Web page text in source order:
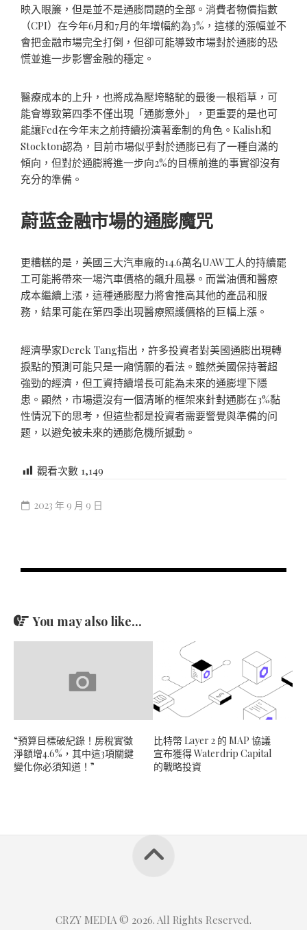
映入眼簾，但是並不是通膨問題的全部。消費者物價指數
（CPI）在今年6月和7月的年增幅約為3%，這樣的漲幅並不
會把金融市場完全打倒，但卻可能導致市場對於通膨的恐
慌並進一步影響金融的穩定。
醫療成本的上升，也將成為壓垮駱駝的最後一根稻草，可
能會導致第四季不僅出現「通膨意外」，更重要的是也可
能讓Fed在今年末之前持續扮演著牽制的角色。Kalish和
Stockton認為，目前市場似乎對於通膨已有了一種自滿的
傾向，但對於通膨將進一步向2%的目標前進的事實卻沒有
充分的準備。
蔚蓝金融市場的通膨魔咒
更糟糕的是，美國三大汽車廠的14.6萬名UAW工人的持續罷
工可能將帶來一場汽車價格的飆升風暴。而當油價和醫療
成本繼續上漲，這種通膨壓力將會推高其他的產品和服
務，結果可能在第四季出現醫療照護價格的巨幅上漲。
經濟學家Derek Tang指出，許多投資者對美國通膨出現轉
捩點的預測可能只是一廂情願的看法。雖然美國保持著超
強勁的經濟，但工資持續增長可能為未來的通膨埋下隱
患。顯然，市場還沒有一個清晰的框架來針對通膨在3%黏
性情況下的思考，但這些都是投資者需要警覺與準備的问
题，以避免被未來的通膨危機所撼動。
觀看次數 1,149
2023 年 9 月 9 日
You may also like...
“預算目標破紀錄！房稅實徵
淨額增4.6%，其中這3項關鍵
變化你必須知道！”
比特幣 Layer 2 的 MAP 協議
宣布獲得 Waterdrip Capital
的戰略投資
CRZY MEDIA © 2026. All Rights Reserved.